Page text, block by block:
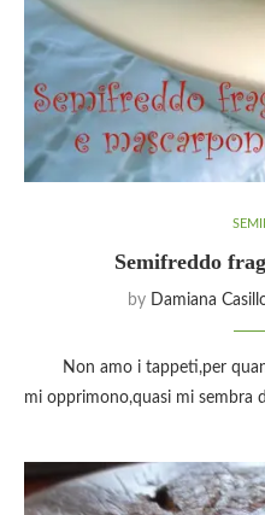
Semifreddo
by Damiana
Non amo i tappeti,per
mi opprimono,quasi mi sembra